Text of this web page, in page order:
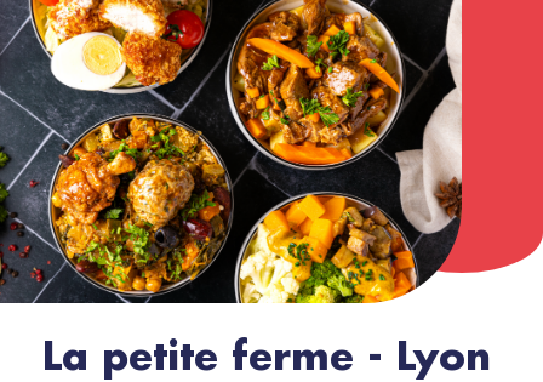
La petite ferme - Lyon